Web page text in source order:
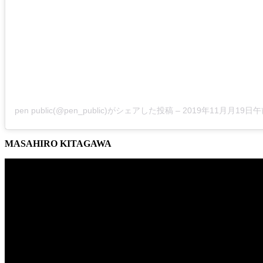
pen public(@pen_public)がシェアした投稿 – 2019年11月月19日午前
MASAHIRO KITAGAWA